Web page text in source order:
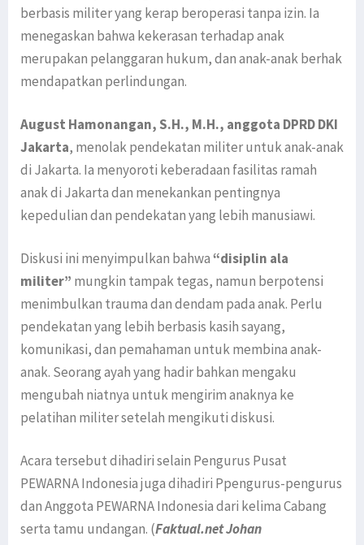
berbasis militer yang kerap beroperasi tanpa izin. Ia
menegaskan bahwa kekerasan terhadap anak
merupakan pelanggaran hukum, dan anak-anak berhak
mendapatkan perlindungan.
August Hamonangan, S.H., M.H., anggota DPRD DKI
Jakarta, menolak pendekatan militer untuk anak-anak
di Jakarta. Ia menyoroti keberadaan fasilitas ramah
anak di Jakarta dan menekankan pentingnya
kepedulian dan pendekatan yang lebih manusiawi.
Diskusi ini menyimpulkan bahwa “disiplin ala
militer” mungkin tampak tegas, namun berpotensi
menimbulkan trauma dan dendam pada anak. Perlu
pendekatan yang lebih berbasis kasih sayang,
komunikasi, dan pemahaman untuk membina anak-
anak. Seorang ayah yang hadir bahkan mengaku
mengubah niatnya untuk mengirim anaknya ke
pelatihan militer setelah mengikuti diskusi.
Acara tersebut dihadiri selain Pengurus Pusat
PEWARNA Indonesia juga dihadiri Ppengurus-pengurus
dan Anggota PEWARNA Indonesia dari kelima Cabang
serta tamu undangan. (Faktual.net Johan